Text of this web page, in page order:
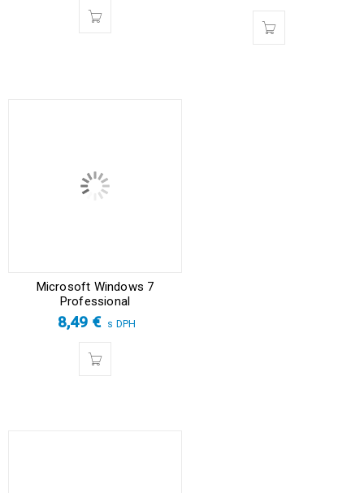
Microsoft Windows 7
Professional
8,49 € s DPH